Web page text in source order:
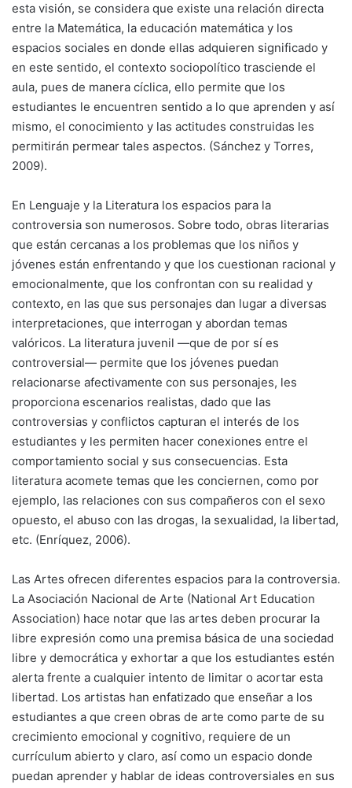
esta visión, se considera que existe una relación directa
entre la Matemática, la educación matemática y los
espacios sociales en donde ellas adquieren significado y
en este sentido, el contexto sociopolítico trasciende el
aula, pues de manera cíclica, ello permite que los
estudiantes le encuentren sentido a lo que aprenden y así
mismo, el conocimiento y las actitudes construidas les
permitirán permear tales aspectos. (Sánchez y Torres,
2009).
En Lenguaje y la Literatura los espacios para la
controversia son numerosos. Sobre todo, obras literarias
que están cercanas a los problemas que los niños y
jóvenes están enfrentando y que los cuestionan racional y
emocionalmente, que los confrontan con su realidad y
contexto, en las que sus personajes dan lugar a diversas
interpretaciones, que interrogan y abordan temas
valóricos. La literatura juvenil —que de por sí es
controversial— permite que los jóvenes puedan
relacionarse afectivamente con sus personajes, les
proporciona escenarios realistas, dado que las
controversias y conflictos capturan el interés de los
estudiantes y les permiten hacer conexiones entre el
comportamiento social y sus consecuencias. Esta
literatura acomete temas que les conciernen, como por
ejemplo, las relaciones con sus compañeros con el sexo
opuesto, el abuso con las drogas, la sexualidad, la libertad,
etc. (Enríquez, 2006).
Las Artes ofrecen diferentes espacios para la controversia.
La Asociación Nacional de Arte (National Art Education
Association) hace notar que las artes deben procurar la
libre expresión como una premisa básica de una sociedad
libre y democrática y exhortar a que los estudiantes estén
alerta frente a cualquier intento de limitar o acortar esta
libertad. Los artistas han enfatizado que enseñar a los
estudiantes a que creen obras de arte como parte de su
crecimiento emocional y cognitivo, requiere de un
currículum abierto y claro, así como un espacio donde
puedan aprender y hablar de ideas controversiales en sus